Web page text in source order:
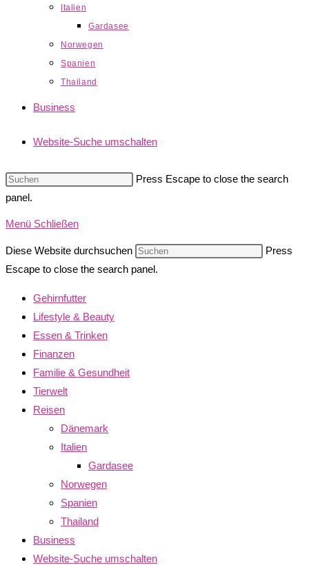
Italien
Gardasee
Norwegen
Spanien
Thailand
Business
Website-Suche umschalten
Press Escape to close the search
panel.
Menü Schließen
Diese Website durchsuchen
Press
Escape to close the search panel.
Gehirnfutter
Lifestyle & Beauty
Essen & Trinken
Finanzen
Familie & Gesundheit
Tierwelt
Reisen
Dänemark
Italien
Gardasee
Norwegen
Spanien
Thailand
Business
Website-Suche umschalten